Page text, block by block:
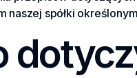
naszej spółki